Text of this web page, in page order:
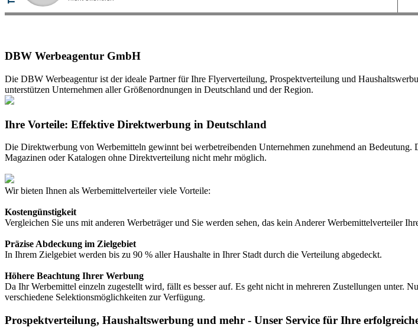
DBW Werbeagentur GmbH
Die DBW Werbeagentur ist der ideale Partner für Ihre Flyerverteilung, Prospektverteilung und
unterstützen Unternehmen aller Größenordnungen in Deutschland und der Region.
Ihre Vorteile: Effektive Direktwerbung in Deutschland
Die Direktwerbung von Werbemitteln gewinnt bei werbetreibenden Unternehmen zunehmend an
Magazinen oder Katalogen ohne Direktverteilung nicht mehr möglich.
Wir bieten Ihnen als Werbemittelverteiler viele Vorteile:
Kostengünstigkeit
Vergleichen Sie uns mit anderen Werbeträger und Sie werden sehen, das kein Anderer Werbemittelverteiler
Präzise Abdeckung im Zielgebiet
In Ihrem Zielgebiet werden bis zu 90 % aller Haushalte in Ihrer Stadt durch die Verteilung abgedeckt.
Höhere Beachtung Ihrer Werbung
Da Ihr Werbemittel einzeln zugestellt wird, fällt es besser auf. Es geht nicht in mehreren Zustellungen unter.
verschiedene Selektionsmöglichkeiten zur Verfügung.
Prospektverteilung, Haushaltswerbung und mehr - Unser Service für Ihre